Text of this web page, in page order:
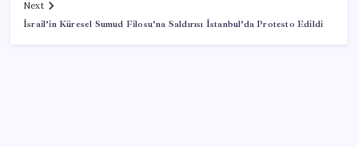
Next
İsrail’in Küresel Sumud Filosu’na Saldırısı İstanbul’da Protesto Edildi